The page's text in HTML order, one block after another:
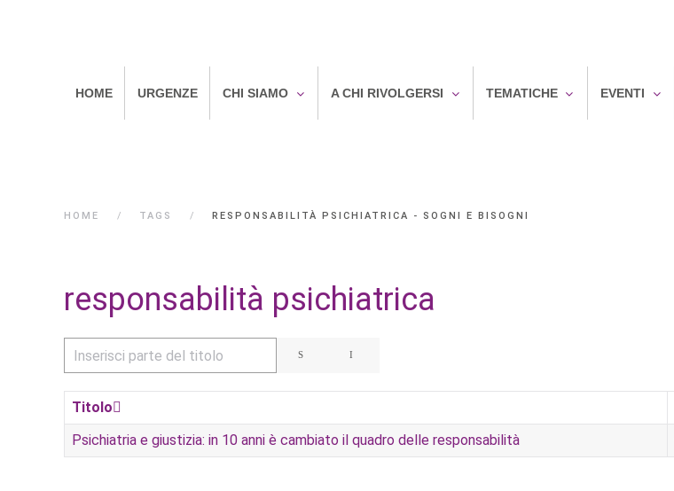
HOME URGENZE CHI SIAMO A CHI RIVOLGERSI TEMATICHE EVENTI
HOME TAGS RESPONSABILITÀ PSICHIATRICA - SOGNI E BISOGNI
responsabilità psichiatrica
Inserisci parte del titolo
Titolo
Psichiatria e giustizia: in 10 anni è cambiato il quadro delle responsabilità